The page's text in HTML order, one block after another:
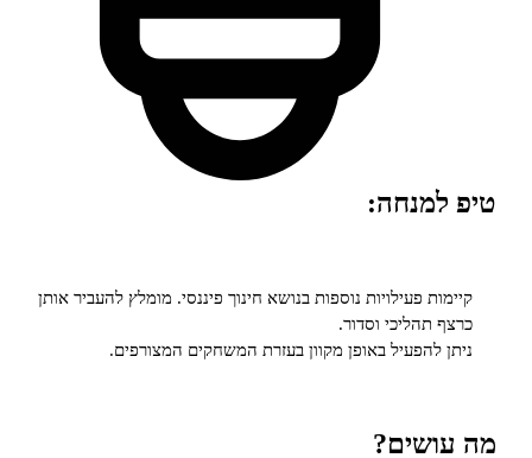
פעילויות נוספות בנושא חינוך פיננסי. מומלץ להעביר אותן
וסדור.
להפעיל באופן מקוון בעזרת המשחקים המצורפים.